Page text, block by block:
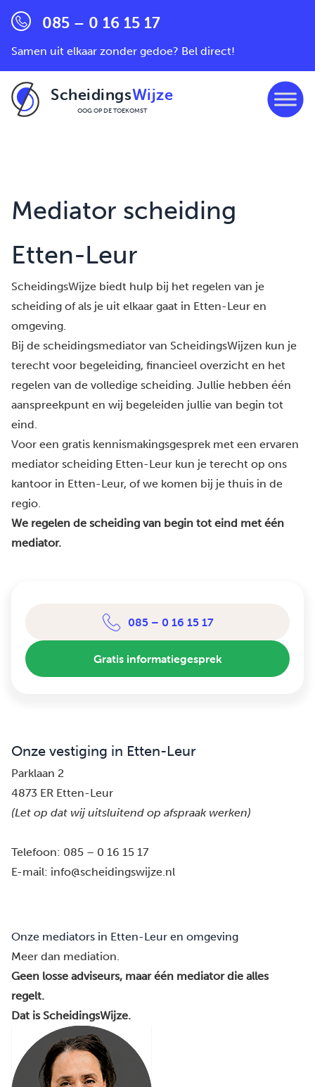
085 – 0 16 15 17
Samen uit elkaar zonder gedoe? Bel direct!
ScheidingsWijze
OOG OP DE TOEKOMST
Mediator scheiding
Etten-Leur
ScheidingsWijze biedt hulp bij het regelen van je
scheiding of als je uit elkaar gaat in Etten-Leur en
omgeving.
Bij de scheidingsmediator van ScheidingsWijzen kun je
terecht voor begeleiding, financieel overzicht en het
regelen van de volledige scheiding. Jullie hebben één
aanspreekpunt en wij begeleiden jullie van begin tot
eind.
Voor een gratis kennismakingsgesprek met een ervaren
mediator scheiding Etten-Leur kun je terecht op ons
kantoor in Etten-Leur, of we komen bij je thuis in de
regio.
We regelen de scheiding van begin tot eind met één
mediator.
085 – 0 16 15 17
Gratis informatiegesprek
Onze vestiging in Etten-Leur
Parklaan 2
4873 ER Etten-Leur
(Let op dat wij uitsluitend op afspraak werken)
Telefoon: 085 – 0 16 15 17
E-mail: info@scheidingswijze.nl
Onze mediators in Etten-Leur en omgeving
Meer dan mediation.
Geen losse adviseurs, maar één mediator die alles
regelt.
Dat is ScheidingsWijze.